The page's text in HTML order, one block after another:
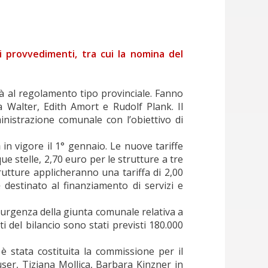
tra cui la nomina del
regolamento tipo provinciale. Fanno
Walter, Edith Amort e Rudolf Plank. Il
comunale con l’obiettivo di
vigore il 1° gennaio. Le nuove tariffe
stelle, 2,70 euro per le strutture a tre
applicheranno una tariffa di 2,00
al finanziamento di servizi e
della giunta comunale relativa a
del bilancio sono stati previsti 180.000
stata costituita la commissione per il
Tiziana Mollica, Barbara Kinzner in